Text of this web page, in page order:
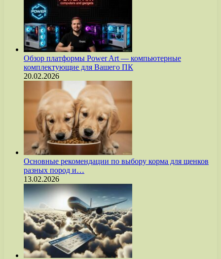
Обзор платформы Power Art — компьютерные
комплектующие для Вашего ПК
20.02.2026
Основные рекомендации по выбору корма для щенков
разных пород и…
13.02.2026